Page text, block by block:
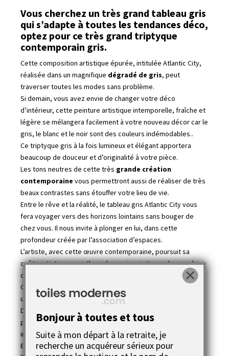
Vous cherchez un très grand tableau gris
qui s’adapte à toutes les tendances déco,
optez pour ce très grand triptyque
contemporain gris.
Cette composition artistique épurée, intitulée Atlantic City,
réalisée dans un magnifique dégradé de gris, peut
traverser toutes les modes sans problème.
Si demain, vous avez envie de changer votre déco
d’intérieur, cette peinture artistique intemporelle, fraîche et
légère se mélangera facilement à votre nouveau décor car le
gris, le blanc et le noir sont des couleurs indémodables..
Ce triptyque gris à la fois lumineux et élégant apportera
beaucoup de douceur et d’originalité à votre pièce.
Les tons neutres de cette très grande création
contemporaine vous permettront aussi de réaliser de très
beaux contrastes sans étouffer votre lieu de vie.
Entre le rêve et la réalité, le tableau gris Atlantic City vous
fera voyager vers des horizons lointains sans bouger de
chez vous. Il nous invite à plonger en lui, dans cette
profondeur créée par l’association d’espaces.
L’artiste, avec cette œuvre contemporaine, poursuit sa
quête artistique au rythme de ses inspirations, de son plaisir
qui devient aussi le notre.
Ce grand tableau gris vous permettra de créer un intérieur
unique et personnalisé que l’on trouve nul part ailleurs.
Du gris, du blanc, du noir… une peinture acrylique issue de
pigments dehaute qualitéqui apportent un rendu
irréprochable.
En plus, un vernis acrylique haut de gamme finalise en plus
Bonjour à toutes et tous
Suite à mon départ à la retraite, je
recherche un acquéreur sérieux pour